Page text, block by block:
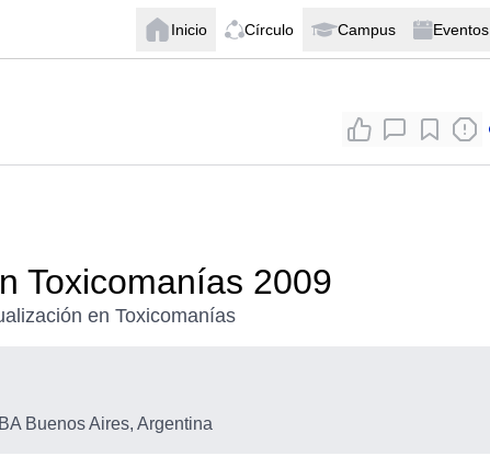
Inicio Círculo Campus Eventos
Toxicomanías 2009
en Toxicomanías
Buenos Aires, Argentina